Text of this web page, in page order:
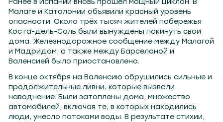
Ранее в Испании вновь прошёл мощный циклон. В
Малаге и Каталонии объявили красный уровень
опасности. Около трёх тысяч жителей побережья
Коста-дель-Соль были вынуждены покинуть свои
дома. Железнодорожное сообщение между Малагой
и Мадридом, а также между Барселоной и
Валенсией было приостановлено.
В конце октября на Валенсию обрушились сильные и
продолжительные ливни, которые вызвали
наводнение. Были затоплены дома, множество
автомобилей, включая те, в которых находились
люди, унесло потоками воды. В результате стихии,